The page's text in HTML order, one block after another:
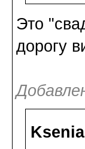
Это
дорогу